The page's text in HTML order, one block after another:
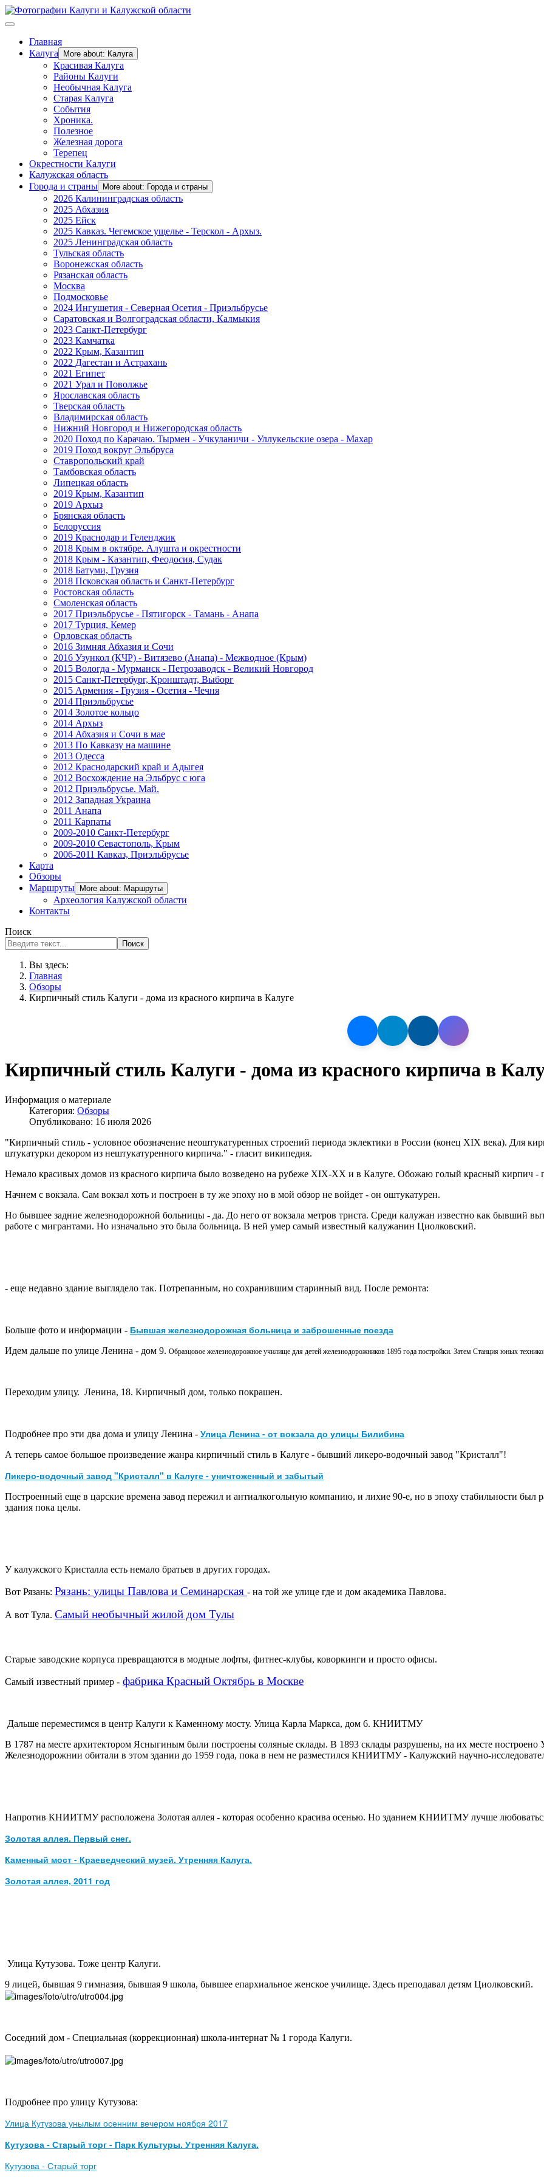
Главная
Калуга
More about: Калуга
Красивая Калуга
Районы Калуги
Необычная Калуга
Старая Калуга
События
Хроника.
Полезное
Железная дорога
Терепец
Окрестности Калуги
Калужская область
Города и страны
More about: Города и страны
2026 Калининградская область
2025 Абхазия
2025 Ейск
2025 Кавказ. Чегемское ущелье - Терскол - Архыз.
2025 Ленинградская область
Тульская область
Воронежская область
Рязанская область
Москва
Подмосковье
2024 Ингушетия - Северная Осетия - Приэльбрусье
Саратовская и Волгоградская области, Калмыкия
2023 Санкт-Петербург
2023 Камчатка
2022 Крым, Казантип
2022 Дагестан и Астрахань
2021 Египет
2021 Урал и Поволжье
Ярославская область
Тверская область
Владимирская область
Нижний Новгород и Нижегородская область
2020 Поход по Карачаю. Тырмен - Учкуланичи - Уллукельские озера - Махар
2019 Поход вокруг Эльбруса
Ставропольский край
Тамбовская область
Липецкая область
2019 Крым, Казантип
2019 Архыз
Брянская область
Белоруссия
2019 Краснодар и Геленджик
2018 Крым в октябре. Алушта и окрестности
2018 Крым - Казантип, Феодосия, Судак
2018 Батуми, Грузия
2018 Псковская область и Санкт-Петербург
Ростовская область
Смоленская область
2017 Приэльбрусье - Пятигорск - Тамань - Анапа
2017 Турция, Кемер
Орловская область
2016 Зимняя Абхазия и Сочи
2016 Узункол (КЧР) - Витязево (Анапа) - Межводное (Крым)
2015 Вологда - Мурманск - Петрозаводск - Великий Новгород
2015 Санкт-Петербург, Кронштадт, Выборг
2015 Армения - Грузия - Осетия - Чечня
2014 Приэльбрусье
2014 Золотое кольцо
2014 Архыз
2014 Абхазия и Сочи в мае
2013 По Кавказу на машине
2013 Одесса
2012 Краснодарский край и Адыгея
2012 Восхождение на Эльбрус с юга
2012 Приэльбрусье. Май.
2012 Западная Украина
2011 Анапа
2011 Карпаты
2009-2010 Санкт-Петербург
2009-2010 Севастополь, Крым
2006-2011 Кавказ, Приэльбрусье
Карта
Обзоры
Маршруты
More about: Маршруты
Археология Калужской области
Контакты
Поиск
Поиск
Вы здесь:
Главная
Обзоры
Кирпичный стиль Калуги - дома из красного кирпича в Калуге
Кирпичный стиль Калуги - дома из красного кирпича в
Информация о материале
Категория: Обзоры
Опубликовано: 16 июля 2026
"Кирпичный стиль - условное обозначение неоштукатуренных строений периода эклектики в России (конец XIX века). Для
штукатурки декором из нештукатуренного кирпича." - гласит википедия.
Немало красивых домов из красного кирпича было возведено на рубеже XIX-XX и в Калуге. Обожаю голый красный кирпич -
Начнем с вокзала. Сам вокзал хоть и построен в ту же эпоху но в мой обзор не войдет - он оштукатурен.
Но бывшее задние железнодорожной больницы - да. До него от вокзала метров триста. Среди калужан известно как бывший
работе с мигрантами. Но изначально это была больница. В ней умер самый известный калужанин Циолковский.
- еще недавно здание выглядело так. Потрепанным, но сохранившим старинный вид. После ремонта:
Больше фото и информации - Бывшая железнодорожная больница и заброшенные поезда
Идем дальше по улице Ленина - дом 9. Образцовое железнодорожное училище для детей железнодорожников 1895 года постройки. Затем Станция юных
Переходим улицу. Ленина, 18. Кирпичный дом, только покрашен.
Подробнее про эти два дома и улицу Ленина - Улица Ленина - от вокзала до улицы Билибина
А теперь самое большое произведение жанра кирпичный стиль в Калуге - бывший ликеро-водочный завод "Кристалл"!
Ликеро-водочный завод "Кристалл" в Калуге - уничтоженный и забытый
Построенный еще в царские времена завод пережил и антиалкогольную компанию, и лихие 90-е, но в эпоху стабильности был
здания пока целы.
У калужского Кристалла есть немало братьев в других городах.
Вот Рязань: Рязань: улицы Павлова и Семинарская - на той же улице где и дом академика Павлова.
А вот Тула. Самый необычный жилой дом Тулы
Старые заводские корпуса превращаются в модные лофты, фитнес-клубы, коворкинги и просто офисы.
Самый известный пример - фабрика Красный Октябрь в Москве
Дальше переместимся в центр Калуги к Каменному мосту. Улица Карла Маркса, дом 6. КНИИТМУ
В 1787 на месте архитектором Ясныгиным были построены соляные склады. В 1893 склады разрушены, на их месте построено
Железнодорожнии обитали в этом здании до 1959 года, пока в нем не разместился КНИИТМУ - Калужский научно-
Напротив КНИИТМУ расположена Золотая аллея - которая особенно красива осенью. Но зданием КНИИТМУ лучше
Золотая аллея. Первый снег.
Каменный мост - Краеведческий музей. Утренняя Калуга.
Золотая аллея, 2011 год
Улица Кутузова. Тоже центр Калуги.
9 лицей, бывшая 9 гимназия, бывшая 9 школа, бывшее епархиальное женское училище. Здесь преподавал детям Циолковский.
Соседний дом - Специальная (коррекционная) школа-интернат № 1 города Калуги.
Подробнее про улицу Кутузова:
Улица Кутузова унылым осенним вечером ноября 2017
Кутузова - Старый торг - Парк Культуры. Утренняя Калуга.
Кутузова - Старый торг